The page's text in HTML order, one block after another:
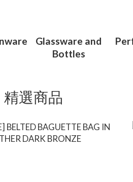
Glassware and
Bottles
精選商品